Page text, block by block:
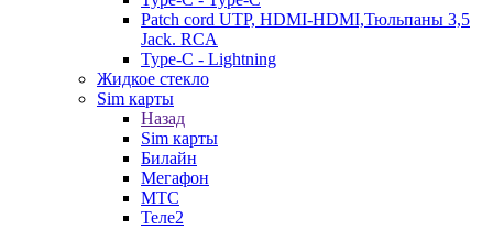
Patch cord UTP, HDMI-HDMI,Тюльпаны 3,5
Jack. RCA
Type-C - Lightning
Жидкое стекло
Sim карты
Назад
Sim карты
Билайн
Мегафон
МТС
Теле2